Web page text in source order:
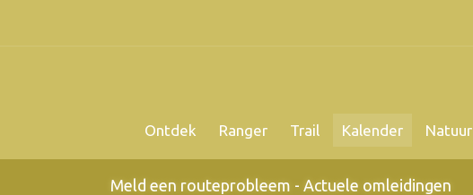
Ontdek Ranger Trail Kalender Natuur
Meld een routeprobleem - Actuele omleidingen